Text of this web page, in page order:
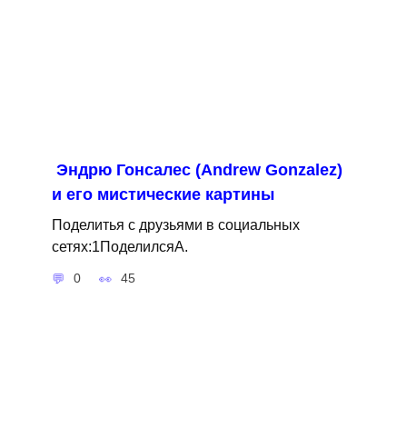
Эндрю Гонсалес (Andrew Gonzalez)
и его мистические картины
Поделитья с друзьями в социальных
сетях:1ПоделилсяA.
0 45